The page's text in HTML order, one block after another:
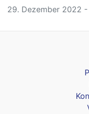
29. Dezember 2022